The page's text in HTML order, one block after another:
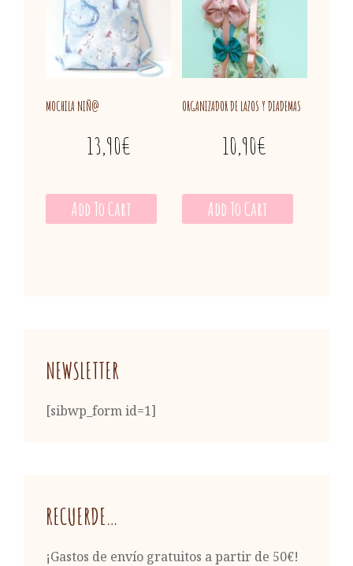
MOCHILA NIÑ@
13,90€
Add To Cart
ORGANIZADOR DE LAZOS Y DIADEMAS
10,90€
Add To Cart
NEWSLETTER
[sibwp_form id=1]
RECUERDE…
¡Gastos de envío gratuitos a partir de 50€!